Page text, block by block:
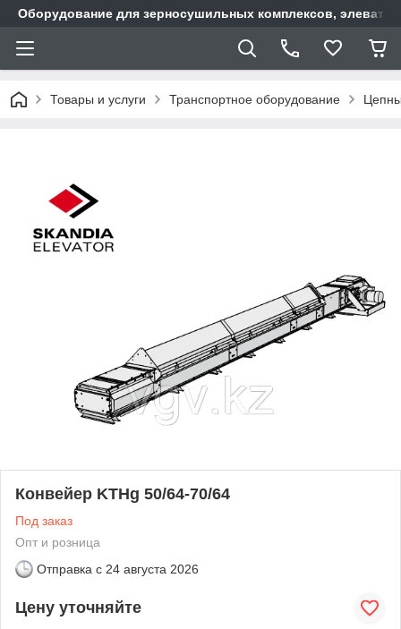
Оборудование для зерносушильных комплексов,
Товары и услуги Транспортное оборудование
Конвейер KTHg 50/64-70/64
Под заказ
Опт и розница
Отправка с 24 августа 2026
Цену уточняйте